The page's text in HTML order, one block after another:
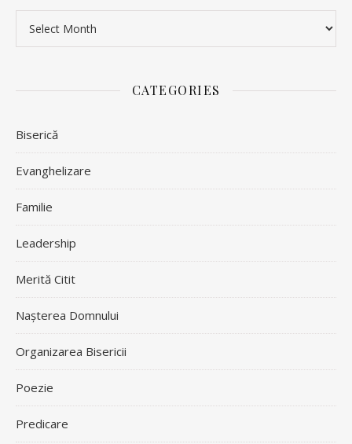
CATEGORIES
Biserică
Evanghelizare
Familie
Leadership
Merită Citit
Nașterea Domnului
Organizarea Bisericii
Poezie
Predicare